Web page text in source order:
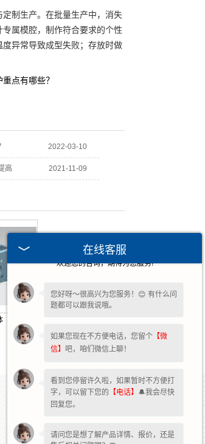
制生产。在批量生产中，消失
属模腔，制作符合要求的个性
异常导致成型失败；存放时做
点有哪些？
2022-03-10
2021-11-09
高
在线客服
欢迎您的咨询，期待为您服务!
您好呀～很高兴为您服务！😊 有什么问
题都可以跟我说哦。
如果您现在不方便电话，您留个 【微
信】 吧，咱们微信上聊！
看到您停留许久啦，如果暂时不方便打
字，可以留下您的 【电话】 🔔我会尽快
回复您。
请问您是想了解产品详情、报价，还是